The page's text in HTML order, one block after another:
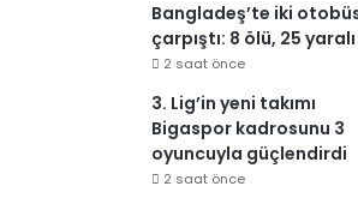
Bangladeş’te iki
çarpıştı: 8 ölü, 25 yaralı
2 saat önce
3. Lig’in yeni takımı
Bigaspor kadrosunu 3
oyuncuyla güçlendirdi
2 saat önce